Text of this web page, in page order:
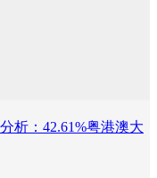
析：42.61%粤港澳大